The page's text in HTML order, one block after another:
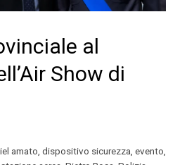
al
Show di
amato dispositivo sicurezza evento